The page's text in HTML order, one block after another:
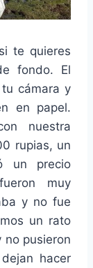
te quieres
fondo. El
cámara y
en papel.
nuestra
rupias, un
un precio
muy
y no fue
un rato
no pusieron
hacer